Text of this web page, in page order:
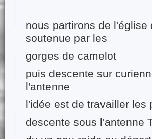
nous partirons de
soutenue par les
gorges de camelot
puis descente sur
l'antenne
l'idée est de travailler les
descente sous l'antenne